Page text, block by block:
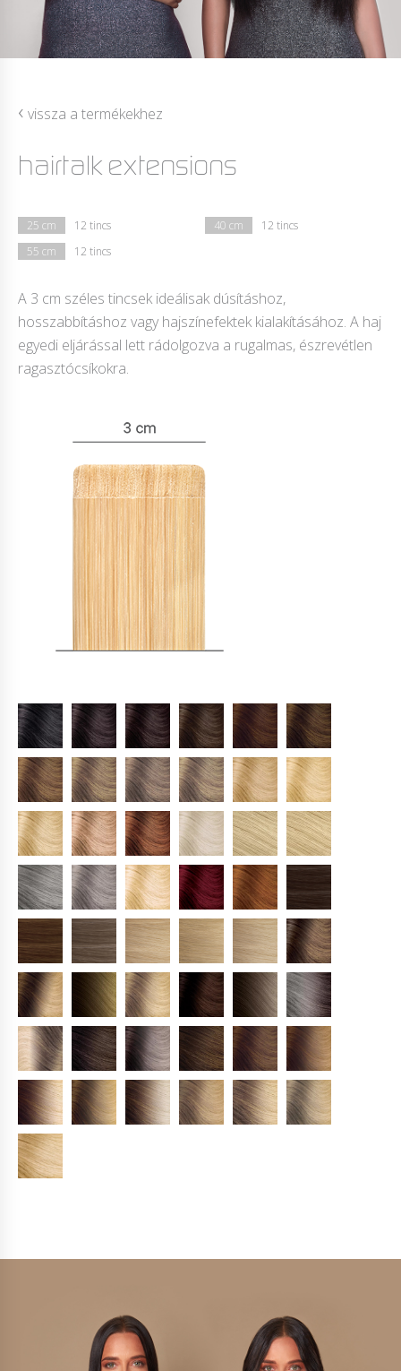
‹ vissza a termékekhez
hairtalk extensions
25 cm 12 tincs 40 cm
12 tincs
55 cm
12 tincs
A 3 cm széles tincsek ideálisak dúsításhoz,
hosszabbításhoz vagy hajszínefektek kialakításához. A haj
egyedi eljárással lett rádolgozva a rugalmas, észrevétlen
ragasztócsíkokra.